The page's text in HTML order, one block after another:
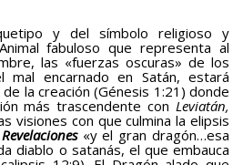
y del símbolo religioso y
fabuloso que representa al
las «fuerzas oscuras» de los
encarnado en Satán, estará
la creación (Génesis 1:21) donde
más trascendente con Leviatán,
visiones con que culmina la elipsis
«y el gran dragón…esa
diablo o satanás, el que embauca